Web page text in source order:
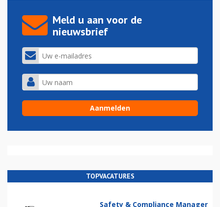
Meld u aan voor de
nieuwsbrief
TOPVACATURES
Safety & Compliance Manager